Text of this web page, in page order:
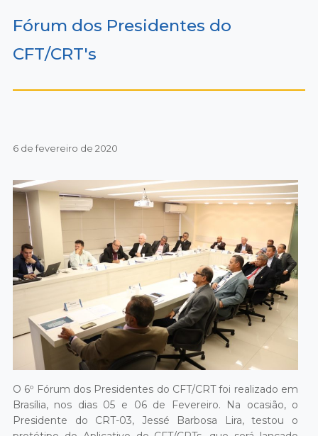
Fórum dos Presidentes do
CFT/CRT's
6 de fevereiro de 2020
O 6º Fórum dos Presidentes do CFT/CRT foi realizado em
Brasília, nos dias 05 e 06 de Fevereiro. Na ocasião, o
Presidente do CRT-03, Jessé Barbosa Lira, testou o